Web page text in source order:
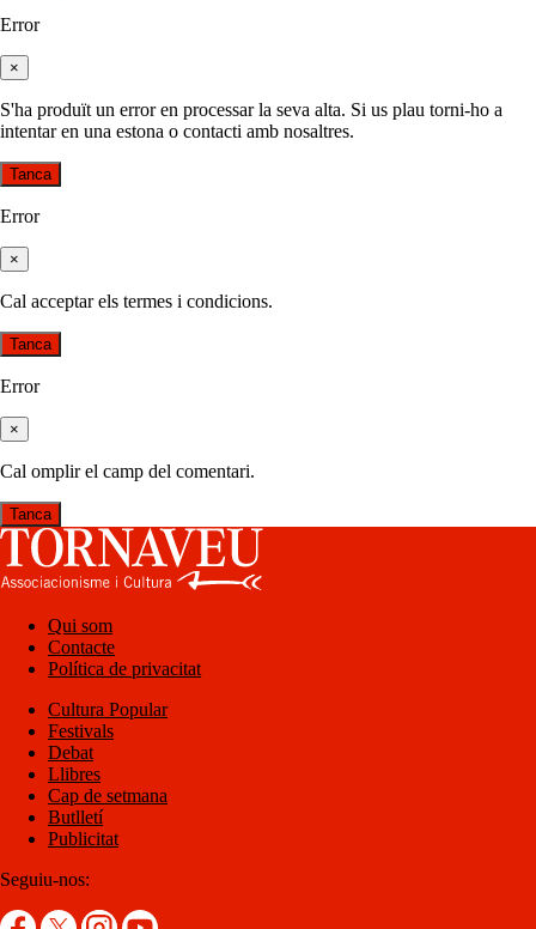
Error
×
S'ha produït un error en processar la seva alta. Si us plau torni-ho a
intentar en una estona o contacti amb nosaltres.
Tanca
Error
×
Cal acceptar els termes i condicions.
Tanca
Error
×
Cal omplir el camp del comentari.
Tanca
Qui som
Contacte
Política de privacitat
Cultura Popular
Festivals
Debat
Llibres
Cap de setmana
Butlletí
Publicitat
Seguiu-nos: